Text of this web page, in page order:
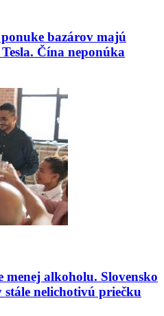
bazárov majú
Čína neponúka
menej alkoholu. Slovensko
nelichotivú priečku